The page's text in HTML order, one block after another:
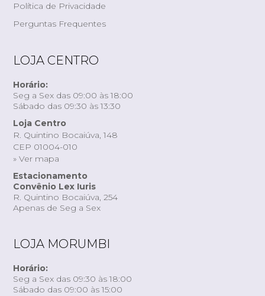
Política de Privacidade
Perguntas Frequentes
LOJA CENTRO
Horário:
Seg a Sex das 09:00 às 18:00
Sábado das 09:30 às 13:30
Loja Centro
R. Quintino Bocaiúva, 148
CEP 01004-010
» Ver mapa
Estacionamento
Convênio Lex Iuris
R. Quintino Bocaiúva, 254
Apenas de Seg a Sex
LOJA MORUMBI
Horário:
Seg a Sex das 09:30 às 18:00
Sábado das 09:00 às 15:00